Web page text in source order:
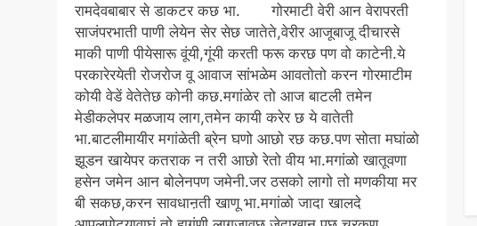
रामदेवबाबार से डाकटर कछ भा. गोरमाटी वेरी आन वेरापरती
साजंपरभाती पाणी लेयेन सेर सेछ जातेते,वेरीर आजूबाजू दीचारसे
माकी पाणी पीयेसारू वूंयी,गूंयी करती फरू करछ पण वो काटेनी.ये
परकारेरयेती रोजरोज वू आवाज सांभळेम आवतोतो करन गोरमाटीम
कोयी वेडें वेतेतेछ कोनी कछ.मगांळेर तो आज बाटली तमेन
मेडीकलेपर मळजाय लाग,तमेन कायी करेर छ ये वातेती
भा.बाटलीमायीर मगांळेती ब्रेन घणो आछो रछ कछ.पण सोता मघांळो
झूडन खायेपर कतराक न तरी आछो रेतो वीय भा.मगांळो खातूवणा
हसेन जमेन आन बोलेनपण जमेनी.जर ठसको लागो तो मणकीया मर
बी सकछ,करन सावधाऩती खाणू भा.मगांळो जादा खालदे